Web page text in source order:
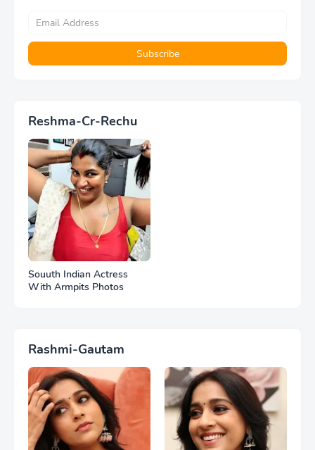
Reshma-Cr-Rechu
Souuth Indian Actress
With Armpits Photos
Rashmi-Gautam